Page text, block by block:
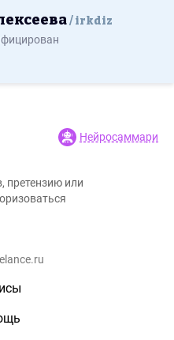
irkdiz
Нейросаммари
претензию или